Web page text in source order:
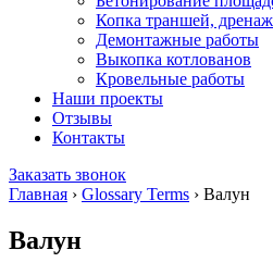
Копка траншей,
Демонтажные работы
Выкопка котлованов
Кровельные работы
Наши проекты
Отзывы
Контакты
Заказать звонок
Главная › Glossary Terms › Валун
Валун